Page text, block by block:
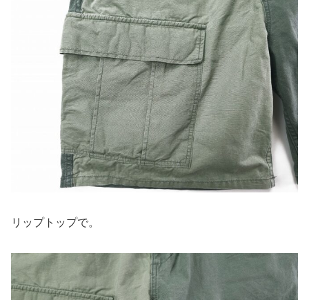
リップトップで。